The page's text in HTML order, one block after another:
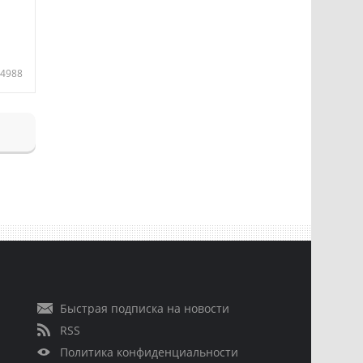
4988
Быстрая подписка на новости
RSS
Политика конфиденциальности